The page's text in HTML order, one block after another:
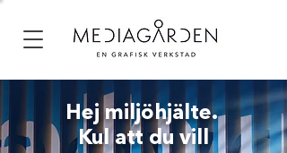
Hej miljöhjälte.
Kul att du vill